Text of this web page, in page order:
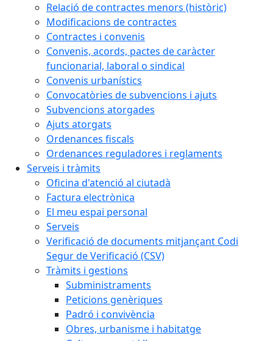
Relació de contractes menors (històric)
Modificacions de contractes
Contractes i convenis
Convenis, acords, pactes de caràcter
funcionarial, laboral o sindical
Convenis urbanístics
Convocatòries de subvencions i ajuts
Subvencions atorgades
Ajuts atorgats
Ordenances fiscals
Ordenances reguladores i reglaments
Serveis i tràmits
Oficina d'atenció al ciutadà
Factura electrònica
El meu espai personal
Serveis
Verificació de documents mitjançant Codi
Segur de Verificació (CSV)
Tràmits i gestions
Subministraments
Peticions genèriques
Padró i convivència
Obres, urbanisme i habitatge